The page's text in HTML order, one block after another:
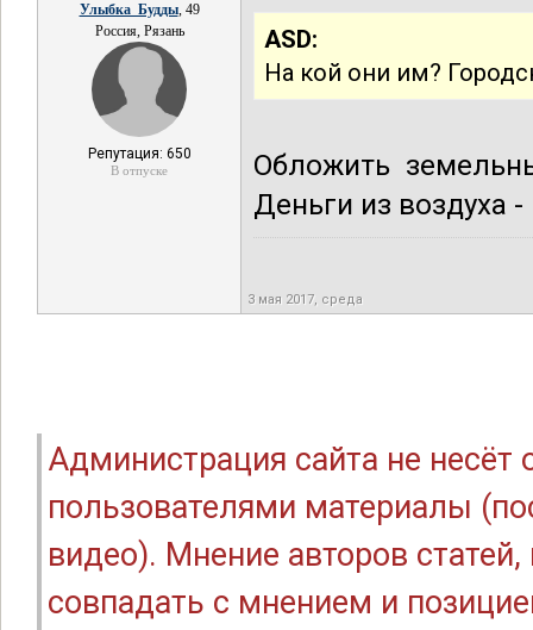
Улыбка_Будды, 49
Россия, Рязань
Репутация: 650
В отпуске
ASD:
На кой они им?
Обложить
Деньги из воздуха
3 мая 2017, среда
Администрация сайта не
пользователями материалы
видео). Мнение авторов
совпадать с мнением и